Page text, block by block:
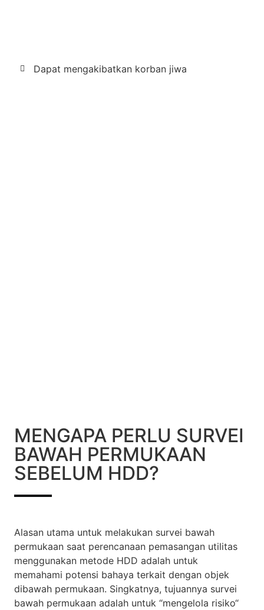
Dapat mengakibatkan korban jiwa
MENGAPA PERLU SURVEI
BAWAH PERMUKAAN
SEBELUM HDD?
Alasan utama untuk melakukan survei bawah
permukaan saat perencanaan pemasangan utilitas
menggunakan metode HDD adalah untuk
memahami potensi bahaya terkait dengan objek
dibawah permukaan. Singkatnya, tujuannya survei
bawah permukaan adalah untuk “mengelola risiko“